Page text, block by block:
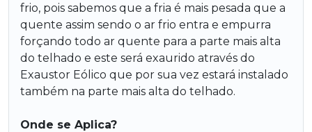
frio, pois sabemos que a fria é mais pesada que a
quente assim sendo o ar frio entra e empurra
forçando todo ar quente para a parte mais alta
do telhado e este será exaurido através do
Exaustor Eólico que por sua vez estará instalado
também na parte mais alta do telhado.
Onde se Aplica?